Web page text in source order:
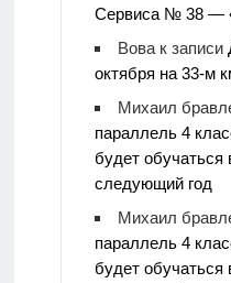
Сервиса № 38 —
Вовак записи
октября на 33-м
Михаил
параллель 4
будет
следующий год
Михаил
параллель 4
будет